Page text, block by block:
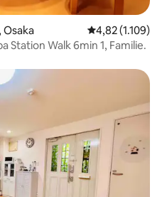
4,82 (1.109)
Station Walk 6min 1, Familie.